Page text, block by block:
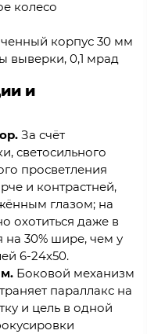
колесо
корпус 30 мм
выверки, 0,1 мрад
и
За счёт
светосильного
просветления
и контрастней,
глазом; на
охотиться даже в
на 30% шире, чем у
6-24x50.
Боковой механизм
параллакс на
и цель в одной